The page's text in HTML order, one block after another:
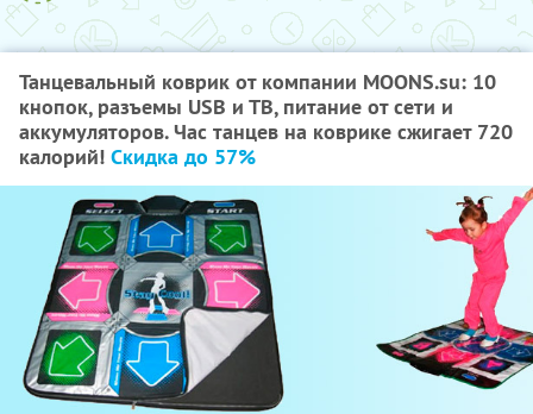
Танцевальный коврик от компании MOONS.su: 10
кнопок, разъемы USB и ТВ, питание от сети и
аккумуляторов. Час танцев на коврике сжигает 720
калорий! Скидка до 57%